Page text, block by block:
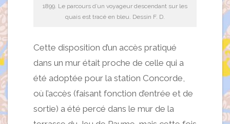
1899. Le parcours d’un voyageur descendant sur les
quais est tracé en bleu. Dessin F. D.
Cette disposition d’un accès pratiqué
dans un mur était proche de celle qui a
été adoptée pour la station Concorde,
où l’accès (faisant fonction d’entrée et de
sortie) a été percé dans le mur de la